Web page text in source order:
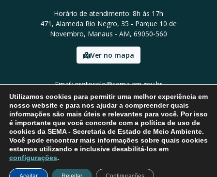
Horário de atendimento: 8h às 17h
471, Alameda Rio Negro, 35 - Parque 10 de
Novembro, Manaus - AM, 69050-560
Ver no mapa
Email: protocolo@sema.am.gov.br
Tel: (92) 3659-1821
Utilizamos cookies para permitir uma melhor experiência em
nosso website e para nos ajudar a compreender quais
informações são mais úteis e relevantes para você. Por isso
é importante que você concorde com a política de uso de
cookies da SEMA - Secretaria de Estado de Meio Ambiente.
Você pode encontrar mais informações sobre quais cookies
estamos utilizando e inclusive desabilitá-los em
configurações.